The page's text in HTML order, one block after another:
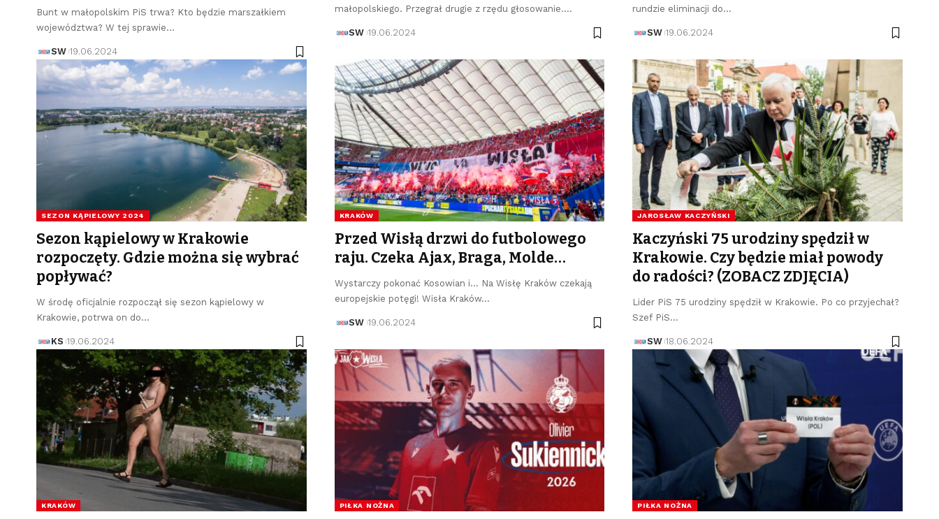
Bunt w małopolskim PiS trwa? Kto będzie marszałkiem
województwa? W tej sprawie…
SW 19.06.2024
małopolskiego. Przegrał drugie z rzędu głosowanie.…
SW 19.06.2024
rundzie eliminacji do…
SW 19.06.2024
SEZON KĄPIELOWY 2024
Sezon kąpielowy w Krakowie
rozpoczęty. Gdzie można się wybrać
popływać?
W środę oficjalnie rozpoczął się sezon kąpielowy w
Krakowie, potrwa on do…
KS 19.06.2024
KRAKÓW
Przed Wisłą drzwi do futbolowego
raju. Czeka Ajax, Braga, Molde…
Wystarczy pokonać Kosowian i... Na Wisłę Kraków czekają
europejskie potęgi! Wisła Kraków…
SW 19.06.2024
JAROSŁAW KACZYŃSKI
Kaczyński 75 urodziny spędził w
Krakowie. Czy będzie miał powody
do radości? (ZOBACZ ZDJĘCIA)
Lider PiS 75 urodziny spędził w Krakowie. Po co przyjechał?
Szef PiS…
SW 18.06.2024
KRAKÓW PIŁKA NOŻNA PIŁKA NOŻNA